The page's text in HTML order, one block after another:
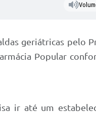
geriátricas pelo
Popular
ir até um